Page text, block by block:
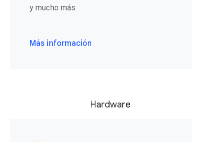
y mucho más.
Más información
Hardware